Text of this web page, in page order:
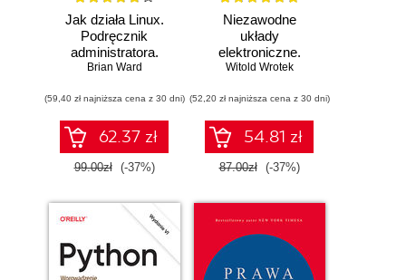
Jak działa Linux.
Podręcznik
administratora.
Wydanie III
Brian Ward
(59,40 zł najniższa cena z 30 dni)
62.37 zł
99.00zł (-37%)
Niezawodne
układy
elektroniczne.
Podręcznik
Witold Wrotek
(52,20 zł najniższa cena z 30 dni)
54.81 zł
87.00zł (-37%)